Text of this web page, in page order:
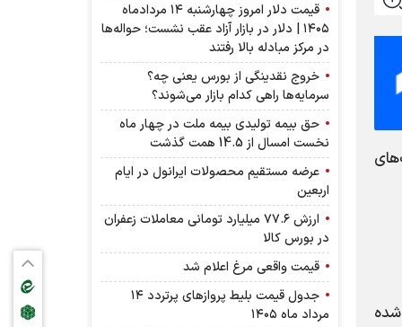
امسال و قیمت گاز ۳ برابر شده
قیمت دلار امروز چهارشنبه ۱۴ مردادماه
۱۴۰۵ | دلار در بازار آزاد عقب نشست؛ حواله‌ها
در مرکز مبادله بالا رفتند
خروج نقدینگی از بورس یعنی چه؟
سرمایه‌ها راهی کدام بازار می‌شوند؟
حق بیمه تولیدی بیمه ملت در چهار ماه
نخست امسال از 14.5 همت گذشت
عرضه مستقیم محصولات ایرانول در ایام
اربعین
ارزش ۷۷.۶ میلیارد تومانی معاملات زعفران
در بورس کالا
قیمت واقعی مرغ اعلام شد
جدول قیمت بلیط پرواز‌های پرتردد ۱۴
مرداد ماه ۱۴۰۵